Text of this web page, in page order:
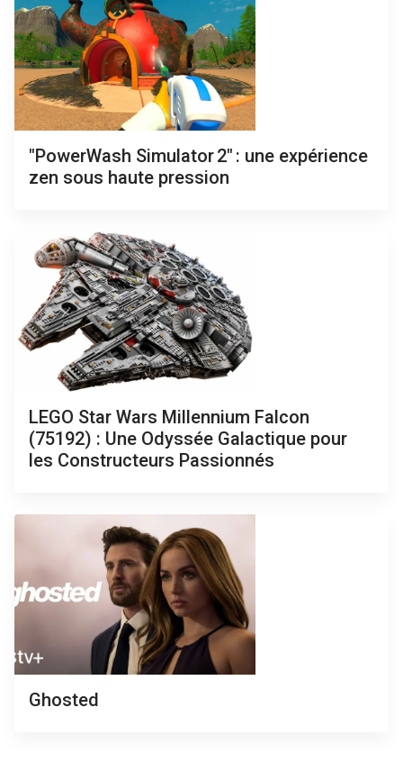
"PowerWash Simulator 2" : une expérience
zen sous haute pression
LEGO Star Wars Millennium Falcon
(75192) : Une Odyssée Galactique pour
les Constructeurs Passionnés
Ghosted